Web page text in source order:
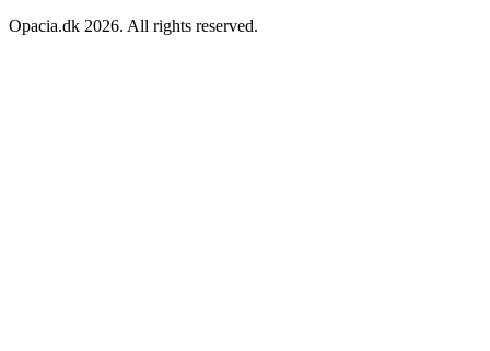
Opacia.dk 2026. All rights reserved.